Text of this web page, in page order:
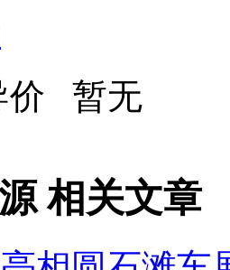
价
暂无
相关文章